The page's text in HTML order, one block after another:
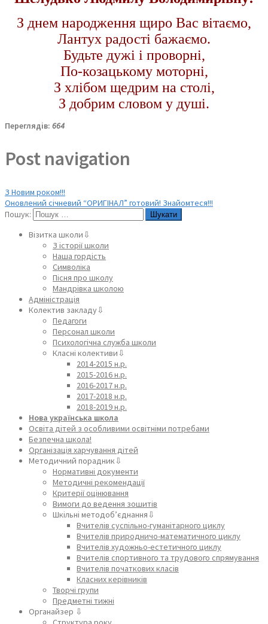
З днем народження щиро Вас вітаємо,
Лантух радості бажаємо.
Будьте дужі і проворні,
По-козацькому моторні,
З хлібом щедрим на столі,
З добрим словом у душі.
Переглядів: 664
Post navigation
З Новим роком!!!
Оновлений січневий “ОРИГІНАЛ” готовий! Знайомтеся!!!
Пошук:
Візитка школи⇩
З історії школи
Наша гордість
Символіка
Пісня про школу
Мандрівка школою
Адміністрація
Колектив закладу⇩
Педагоги
Персонал школи
Психологічна служба школи
Класні колективи⇩
2014-2015 н.р.
2015-2016 н.р.
2016-2017 н.р.
2017-2018 н.р.
2018-2019 н.р.
Нова українська школа
Освіта дітей з особливими освітніми потребами
Безпечна школа!
Організація харчування дітей
Методичний порадник⇩
Нормативні документи
Методичні рекомендації
Критерії оцінювання
Вимоги до ведення зошитів
Шкільні методоб’єднання⇩
Вчителів суспільно-гуманітарного циклу
Вчителів природничо-математичного циклу
Вчителів художньо-естетичного циклу
Вчителів спортивного та трудового спрямування
Вчителів початкових класів
Класних керівників
Творчі групи
Предметні тижні
Органайзер ⇩